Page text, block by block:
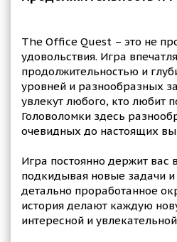
The Office Quest – это не
удовольствия. Игра
продолжительностью и
уровней и разнообразных
увлекут любого, кто любит
Головоломки здесь
очевидных до настоящих
Игра постоянно держит вас
подкидывая новые задачи
детально проработанное
история делают каждую
интересной и